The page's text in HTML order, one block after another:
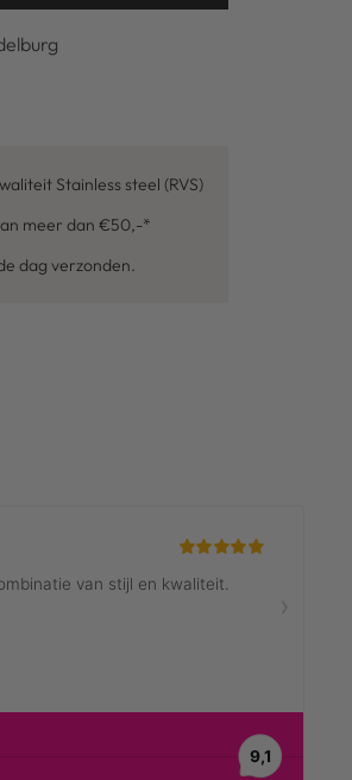
Stainless steel (RVS)
meer dan €50,-*
dag verzonden.